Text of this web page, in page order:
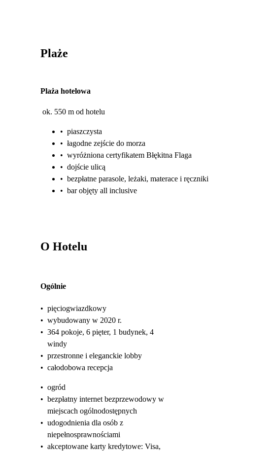
Plaże
Plaża hotelowa
ok. 550 m od hotelu
• piaszczysta
• łagodne zejście do morza
• wyróżniona certyfikatem Błękitna Flaga
• dojście ulicą
• bezpłatne parasole, leżaki, materace i ręczniki
• bar objęty all inclusive
O Hotelu
Ogólnie
• pięciogwiazdkowy
• wybudowany w 2020 r.
• 364 pokoje, 6 pięter, 1 budynek, 4
windy
• przestronne i eleganckie lobby
• całodobowa recepcja
• ogród
• bezpłatny internet bezprzewodowy w
miejscach ogólnodostępnych
• udogodnienia dla osób z
niepełnosprawnościami
• akceptowane karty kredytowe: Visa,